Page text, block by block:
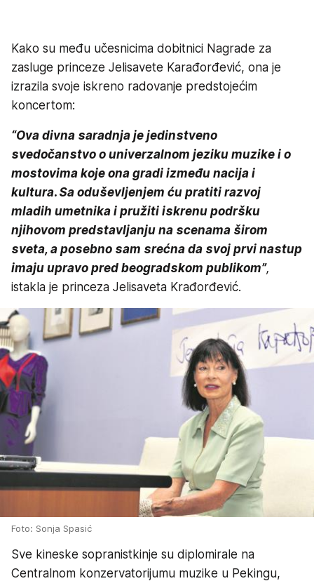
Kako su među učesnicima dobitnici Nagrade za
zasluge princeze Jelisavete Karađorđević, ona je
izrazila svoje iskreno radovanje predstojećim
koncertom:
“Ova divna saradnja je jedinstveno
svedočanstvo o univerzalnom jeziku muzike i o
mostovima koje ona gradi između nacija i
kultura. Sa oduševljenjem ću pratiti razvoj
mladih umetnika i pružiti iskrenu podršku
njihovom predstavljanju na scenama širom
sveta, a posebno sam srećna da svoj prvi nastup
imaju upravo pred beogradskom publikom”,
istakla je princeza Jelisaveta Krađorđević.
Foto: Sonja Spasić
Sve kineske sopranistkinje su diplomirale na
Centralnom konzervatorijumu muzike u Pekingu,